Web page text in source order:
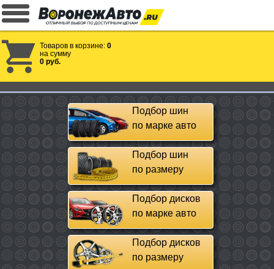
Товаров в корзине: 0
на сумму
0 руб.
Подбор шин
по марке авто
Подбор шин
по размеру
Подбор дисков
по марке авто
Подбор дисков
по размеру